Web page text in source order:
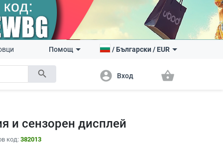
search
Помощ /Български/ EUR
account_circle Вход shopping_basket
и сензорен дисплей
код: 382013